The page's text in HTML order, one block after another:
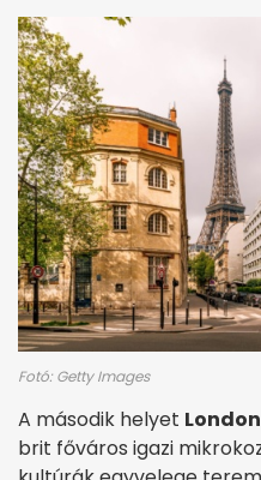
Fotó: Getty Images
A második helyet London
brit főváros igazi